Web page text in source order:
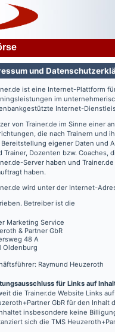
und
ist eine Internet-Plattform
im
Internet-
von Trainer.de im Sinne einer
die nach Trainern und
Bereitstellung eigener Daten und
Trainer, Dozenten bzw.
-Server haben und Trainer.de
haben.
wird unter der Internet-
Betreiber ist die
Marketing Service
& Partner GbR
48 A
Oldenburg
Raymund Heuzeroth
für Links auf
die Trainer.de Website Links
GbR für den Inhalt
insbesondere keine
sich die TMS